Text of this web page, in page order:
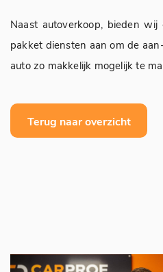
Naast autoverkoop, bieden wij
pakket diensten aan om de
auto zo makkelijk mogelijk te
Terug naar overzicht